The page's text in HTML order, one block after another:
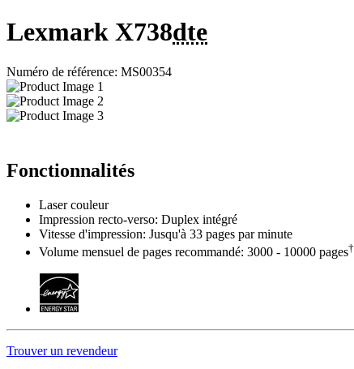
Lexmark X738dte
Numéro de référence: MS00354
Fonctionnalités
Laser couleur
Impression recto-verso: Duplex intégré
Vitesse d'impression: Jusqu'à 33 pages par minute
Volume mensuel de pages recommandé: 3000 - 10000 pages†
Trouver un revendeur